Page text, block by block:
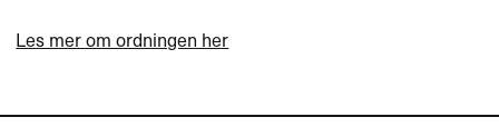
Les mer om ordningen her